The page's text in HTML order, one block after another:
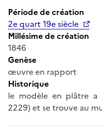
Période de création
2e quart 19e siècle
Millésime de création
1846
Genèse
œuvre en rapport
Historique
le modèle en plâtre a
2229) et se trouve au